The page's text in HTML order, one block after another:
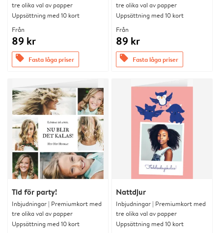
tre olika val av papper
Uppsättning med 10 kort
Från
89 kr
offers Fasta låga priser
tre olika val av papper
Uppsättning med 10 kort
Från
89 kr
offers Fasta låga priser
Tid för party!
Inbjudningar | Premiumkort med
tre olika val av papper
Uppsättning med 10 kort
Nattdjur
Inbjudningar | Premiumkort med
tre olika val av papper
Uppsättning med 10 kort